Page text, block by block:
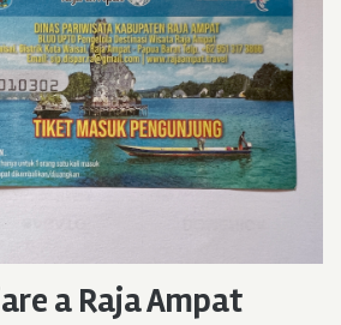
a Raja Ampat